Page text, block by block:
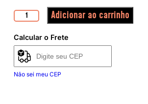
Adicionar ao carrinho
Calcular o Frete
Não sei meu CEP